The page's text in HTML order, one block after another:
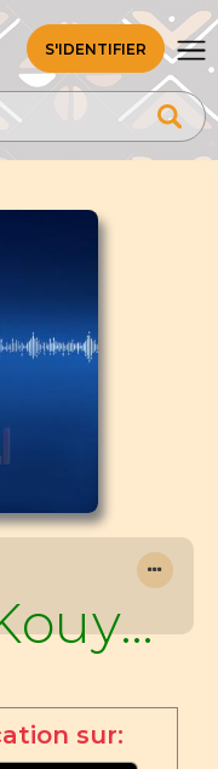
S'IDENTIFIER
Saramba Kouyaté
sur: